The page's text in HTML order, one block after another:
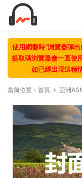
使用網盤時“浏覽器彈
提取碼浏覽器會一直使
如已經出現這種
當前位置： 首頁 亞洲